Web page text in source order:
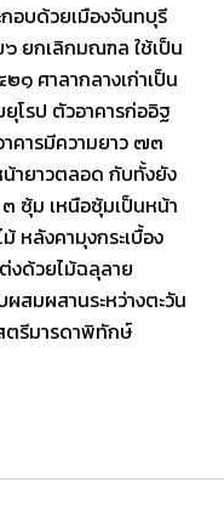
อบด้วยเมืองจันทบุรี
ยกเลิกมณฑล ใช้เป็น
๑ ศาลากลางเก่าเป็น
โรป ตัวอาคารก่ออิฐ
คารมีความยาว ๗๓
น้ายาวตลอด กับทั้งยัง
ซุ้ม เหนือซุ้มเป็นหน้า
หลังคามุงกระเบื้อง
งด้วยไม้ฉลุลาย
สมผสานระหว่างตะวัน
ตรีมารดาพิทักษ์